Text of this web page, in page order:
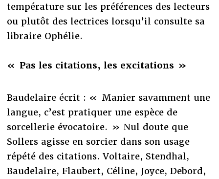
température sur les préférences des lecteurs
ou plutôt des lectrices lorsqu’il consulte sa
libraire Ophélie.
« Pas les citations, les excitations »
Baudelaire écrit : « Manier savamment une
langue, c’est pratiquer une espèce de
sorcellerie évocatoire. » Nul doute que
Sollers agisse en sorcier dans son usage
répété des citations. Voltaire, Stendhal,
Baudelaire, Flaubert, Céline, Joyce, Debord,